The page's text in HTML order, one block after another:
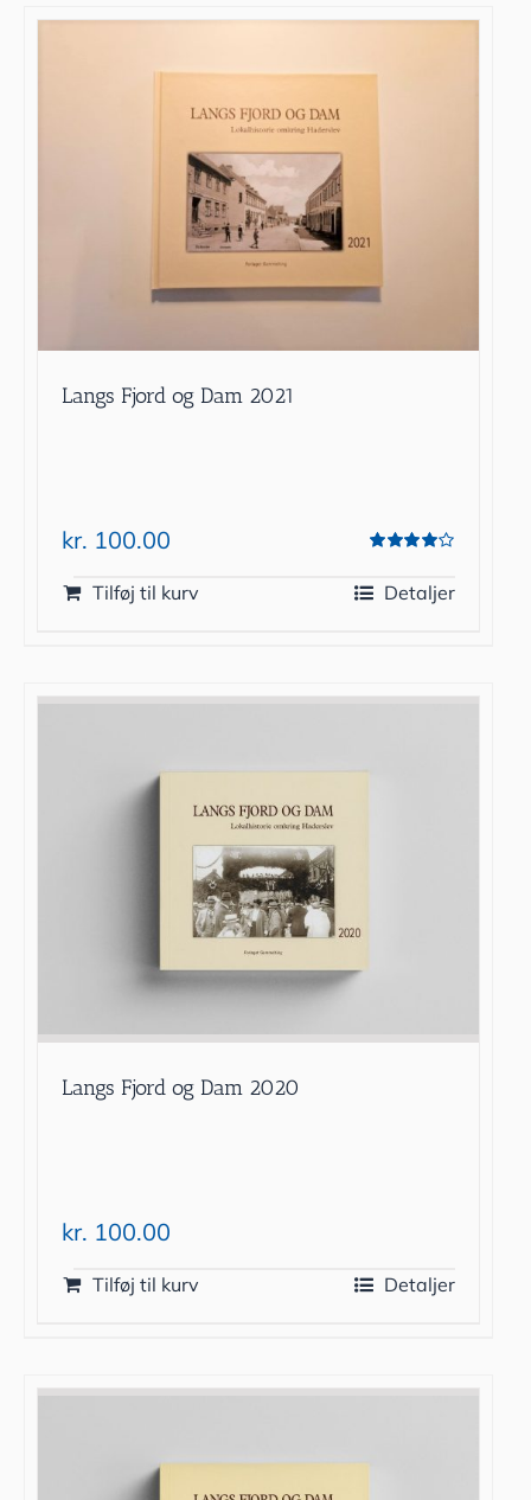
Langs Fjord og Dam 2021
4.00
ud af 5
kr. 100.00
Tilføj til kurv Detaljer
Langs Fjord og Dam 2020
kr. 100.00
Tilføj til kurv Detaljer